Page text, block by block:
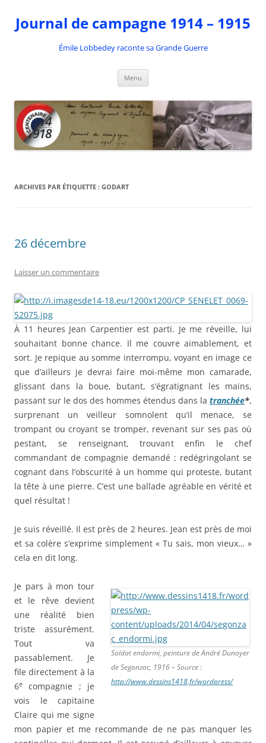
contenu
Journal de campagne 1914 – 1915
Émile Lobbedey raconte sa Grande Guerre
Menu
ARCHIVES PAR ÉTIQUETTE : GODART
26 décembre
Laisser un commentaire
À 11 heures Jean Carpentier est parti. Je me réveille, lui
souhaitant bonne chance. Il me couvre aimablement, et
sort. Je repique au somme interrompu, voyant en image ce
que d’ailleurs je devrai faire moi-même mon camarade,
glissant dans la boue, butant, s’égratignant les mains,
passant sur le dos des hommes étendus dans la tranchée*,
surprenant un veilleur somnolent qu’il menace, se
trompant ou croyant se tromper, revenant sur ses pas où
pestant, se renseignant, trouvant enfin le chef
commandant de compagnie demandé ; redégringolant se
cognant dans l’obscurité à un homme qui proteste, butant
la tête à une pierre. C’est une ballade agréable en vérité et
quel résultat !
Je suis réveillé. Il est près de 2 heures. Jean est près de moi
et sa colère s’exprime simplement « Tu sais, mon vieux… »
cela en dit long.
Soldat endormi, peinture de André Dunoyer
de Segonzac, 1916 – Source :
http://www.dessins1418.fr/wordpress/
Je pars à mon tour
et le rêve devient
une réalité bien
triste assurément.
Tout va
passablement. Je
file directement à la
6e
compagnie ; je
vois le capitaine
Claire qui me signe
mon papier et me recommande de ne pas manquer les